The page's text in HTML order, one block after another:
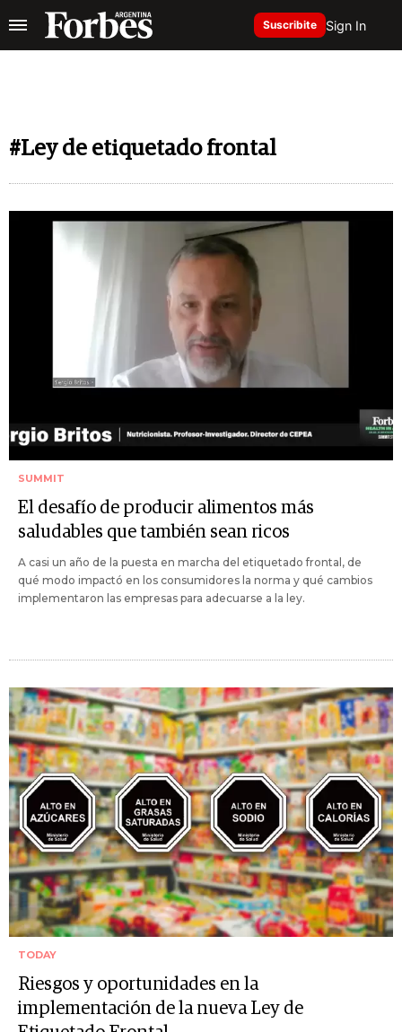
Suscribite Sign In
#Ley de etiquetado frontal
SUMMIT
El desafío de producir alimentos más
saludables que también sean ricos
A casi un año de la puesta en marcha del etiquetado frontal, de
qué modo impactó en los consumidores la norma y qué cambios
implementaron las empresas para adecuarse a la ley.
TODAY
Riesgos y oportunidades en la
implementación de la nueva Ley de